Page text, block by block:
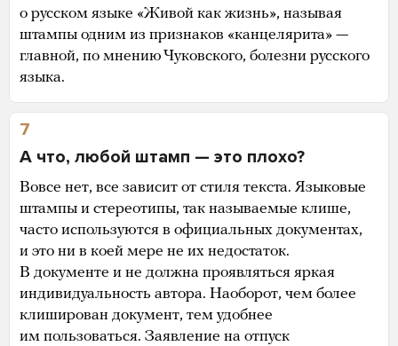
о русском языке «Живой как жизнь», называя
штампы одним из признаков «канцелярита» —
главной, по мнению Чуковского, болезни русского
языка.
7
А что, любой штамп — это плохо?
Вовсе нет, все зависит от стиля текста. Языковые
штампы и стереотипы, так называемые клише,
часто используются в официальных документах,
и это ни в коей мере не их недостаток.
В документе и не должна проявляться яркая
индивидуальность автора. Наоборот, чем более
клиширован документ, тем удобнее
им пользоваться. Заявление на отпуск